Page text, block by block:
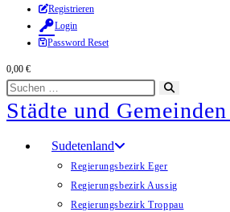
Zum
Inhalt
springen
Registrieren
Login
Password Reset
0,00 €
Diese
Website
durchsuchen
starten
Städte und
Sudetenland
Regierungsbezirk Eger
Regierungsbezirk Aussig
Regierungsbezirk Troppau